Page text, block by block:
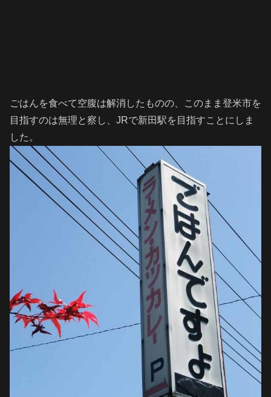
ごはんを食べて空腹は解消したものの、このまま登米市を
目指すのは無理と察し、JRで新田駅を目指すことにしま
した。